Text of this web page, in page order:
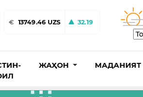
€ 13749.46 UZS 32.19
ЖАҲОН МАДАНИЯТ